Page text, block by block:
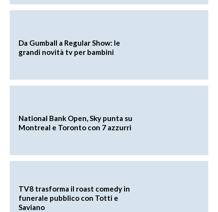
Da Gumball a Regular Show: le
grandi novità tv per bambini
National Bank Open, Sky punta su
Montreal e Toronto con 7 azzurri
TV8 trasforma il roast comedy in
funerale pubblico con Totti e
Saviano